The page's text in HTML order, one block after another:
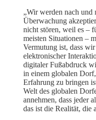
„Wir werden nach und
Überwachung
nicht stören, weil es –
meisten Situationen –
Vermutung ist, dass
elektronischer
digitaler Fußabdruck
in einem globalen
Erfahrung zu bringen
Welt des globalen
annehmen, dass jeder
das ist die Realität, die